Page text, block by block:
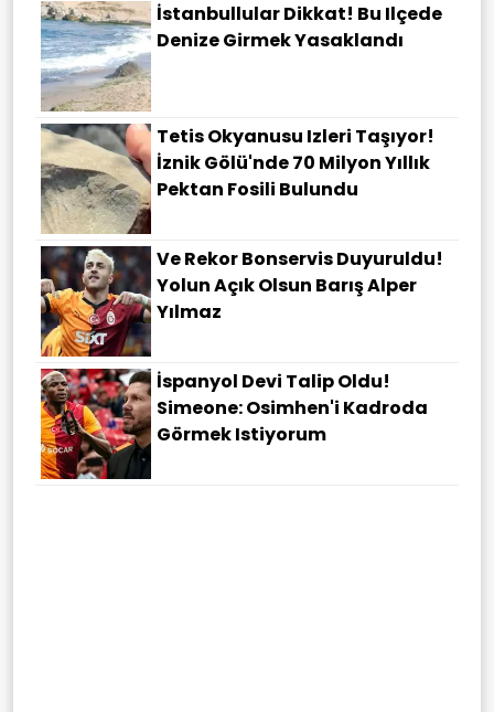
İstanbullular Dikkat! Bu Ilçede
Denize Girmek Yasaklandı
Tetis Okyanusu Izleri Taşıyor!
İznik Gölü'nde 70 Milyon Yıllık
Pektan Fosili Bulundu
Ve Rekor Bonservis Duyuruldu!
Yolun Açık Olsun Barış Alper
Yılmaz
İspanyol Devi Talip Oldu!
Simeone: Osimhen'i Kadroda
Görmek Istiyorum